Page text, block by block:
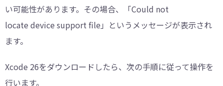
い可能性があります。その場合、「Could not
locate device support file」というメッセージが表示され
ます。
Xcode 26をダウンロードしたら、次の手順に従って操作を
行います。